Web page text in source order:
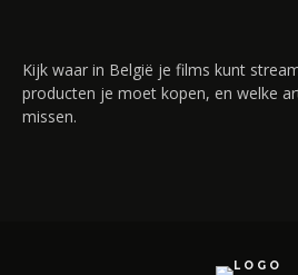
Kijk waar in België je films kunt
producten je moet kopen, en welke
missen.